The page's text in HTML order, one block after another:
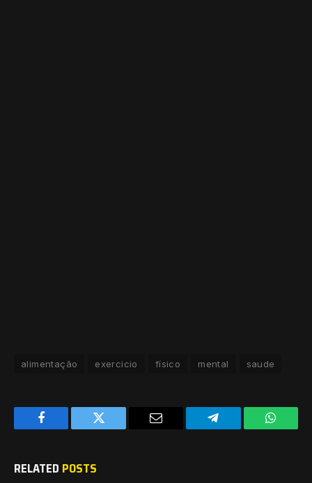
alimentação exercicio físico mental saude
Facebook Twitter Telegram
RELATED POSTS